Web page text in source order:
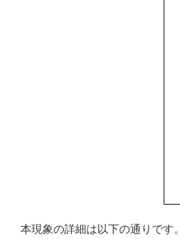
本現象の詳細は以下の通りです。